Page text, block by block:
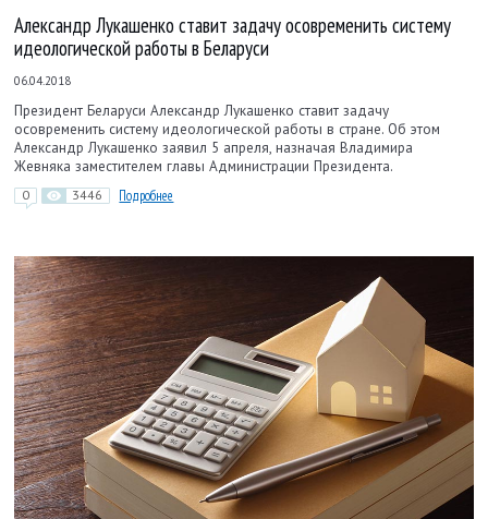
Александр Лукашенко ставит задачу осовременить систему
идеологической работы в Беларуси
06.04.2018
Президент Беларуси Александр Лукашенко ставит задачу
осовременить систему идеологической работы в стране. Об этом
Александр Лукашенко заявил 5 апреля, назначая Владимира
Жевняка заместителем главы Администрации Президента.
0 3446 Подробнее